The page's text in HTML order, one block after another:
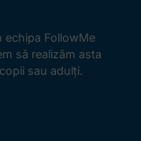
echipa FollowMe
să realizăm asta
sau adulţi.